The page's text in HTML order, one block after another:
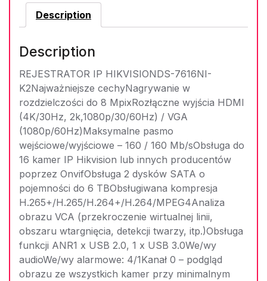
Description
Description
REJESTRATOR IP HIKVISIONDS-7616NI-
K2Najważniejsze cechyNagrywanie w
rozdzielczości do 8 MpixRozłączne wyjścia HDMI
(4K/30Hz, 2k,1080p/30/60Hz) / VGA
(1080p/60Hz)Maksymalne pasmo
wejściowe/wyjściowe – 160 / 160 Mb/sObsługa do
16 kamer IP Hikvision lub innych producentów
poprzez OnvifObsługa 2 dysków SATA o
pojemności do 6 TBObsługiwana kompresja
H.265+/H.265/H.264+/H.264/MPEG4Analiza
obrazu VCA (przekroczenie wirtualnej linii,
obszaru wtargnięcia, detekcji twarzy, itp.)Obsługa
funkcji ANR1 x USB 2.0, 1 x USB 3.0We/wy
audioWe/wy alarmowe: 4/1Kanał 0 – podgląd
obrazu ze wszystkich kamer przy minimalnym